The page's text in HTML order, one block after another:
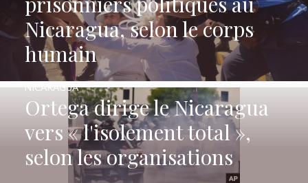
Nicaragua, selon le corps
humain
Ortega dirige le Nicaragua
vers « l'isolement total »,
selon les organisations
NICARAGUA